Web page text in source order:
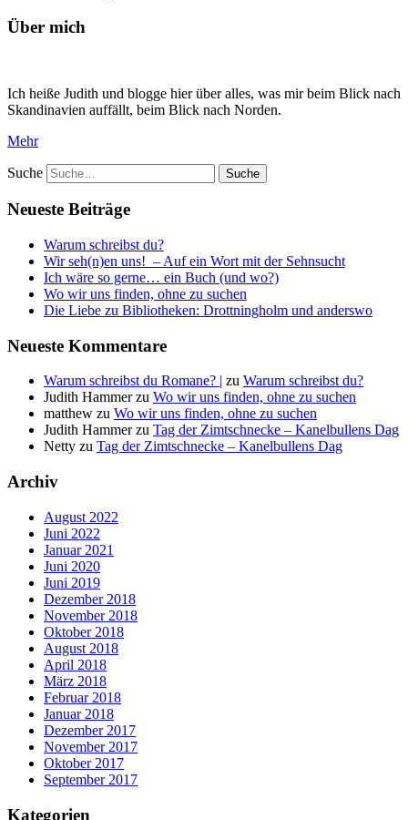
Über mich
Ich heiße Judith und blogge hier über alles, was mir beim Blick nach
Skandinavien auffällt, beim Blick nach Norden.
Mehr
Suche
Neueste Beiträge
Warum schreibst du?
Wir seh(n)en uns! – Auf ein Wort mit der Sehnsucht
Ich wäre so gerne… ein Buch (und wo?)
Wo wir uns finden, ohne zu suchen
Die Liebe zu Bibliotheken: Drottningholm und anderswo
Neueste Kommentare
Warum schreibst du Romane? | zu Warum schreibst du?
Judith Hammerzu Wo wir uns finden, ohne zu suchen
matthew zu Wo wir uns finden, ohne zu suchen
Judith Hammerzu Tag der Zimtschnecke – Kanelbullens Dag
Netty zu Tag der Zimtschnecke – Kanelbullens Dag
Archiv
August 2022
Juni 2022
Januar 2021
Juni 2020
Juni 2019
Dezember 2018
November 2018
Oktober 2018
August 2018
April 2018
März 2018
Februar 2018
Januar 2018
Dezember 2017
November 2017
Oktober 2017
September 2017
Kategorien